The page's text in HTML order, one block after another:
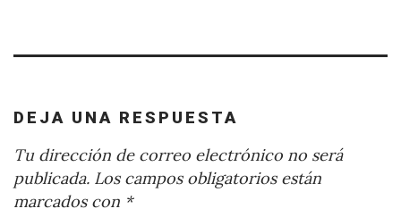
DEJA UNA RESPUESTA
Tu dirección de correo electrónico no será
publicada. Los campos obligatorios están
marcados con *